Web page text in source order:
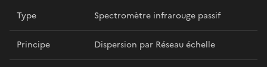
Type Spectromètre infrarouge passif
Principe Dispersion par Réseau échelle